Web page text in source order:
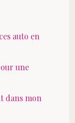
auto en
une
dans mon